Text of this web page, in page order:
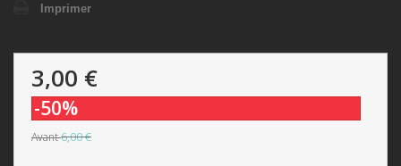
Imprimer
3,00 €
-50%
Avant6,00 €